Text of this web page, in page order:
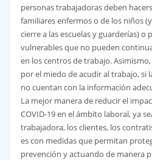
personas trabajadoras deben
familiares enfermos o de los niños
cierre a las escuelas y guarderías) o
vulnerables que no pueden
en los centros de trabajo.
por el miedo de acudir al trabajo, si
no cuentan con la información
La mejor manera de reducir el
COVID-19 en el ámbito laboral, ya
trabajadora, los clientes, los
es con medidas que permitan
prevención y actuando de manera